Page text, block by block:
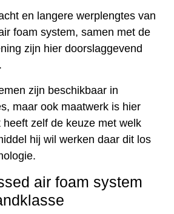
en langere werplengtes van
foam system, samen met de
zijn hier doorslaggevend
zijn beschikbaar in
maar ook maatwerk is hier
zelf de keuze met welk
hij wil werken daar dit los
air foam system